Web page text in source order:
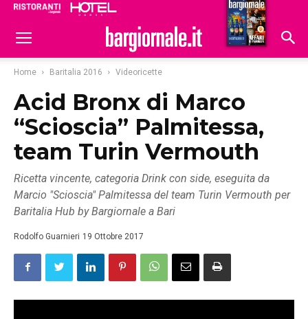
Hoteldomani
Home Baritalia 2016 Videoricette
Acid Bronx di Marco
“Scioscia” Palmitessa,
team Turin Vermouth
Ricetta vincente, categoria Drink con side, eseguita da
Marcio "Scioscia" Palmitessa del team Turin Vermouth per
Baritalia Hub by Bargiornale a Bari
Rodolfo Guarnieri 19 Ottobre 2017